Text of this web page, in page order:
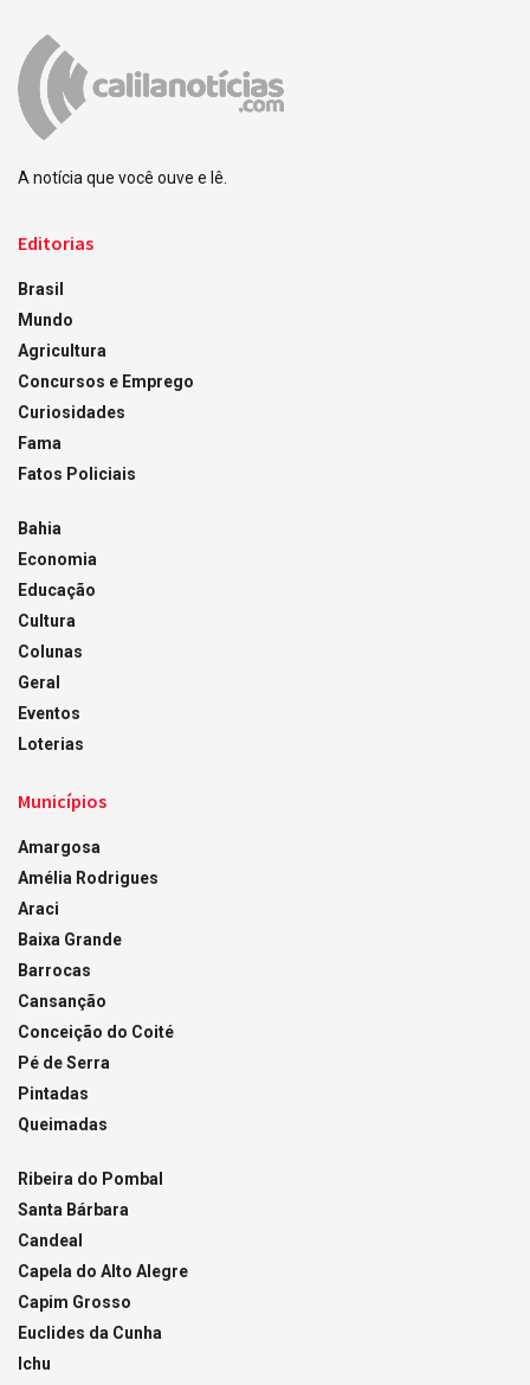
A notícia que você ouve e lê.
Editorias
Brasil
Mundo
Agricultura
Concursos e Emprego
Curiosidades
Fama
Fatos Policiais
Bahia
Economia
Educação
Cultura
Colunas
Geral
Eventos
Loterias
Municípios
Amargosa
Amélia Rodrigues
Araci
Baixa Grande
Barrocas
Cansanção
Conceição do Coité
Pé de Serra
Pintadas
Queimadas
Ribeira do Pombal
Santa Bárbara
Candeal
Capela do Alto Alegre
Capim Grosso
Euclides da Cunha
Ichu